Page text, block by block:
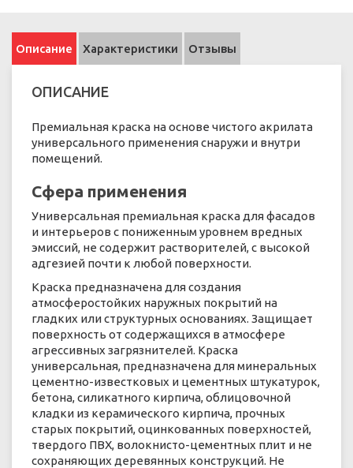
Описание Характеристики Отзывы
ОПИСАНИЕ
Премиальная краска на основе чистого акрилата
универсального применения снаружи и внутри
помещений.
Сфера применения
Универсальная премиальная краска для фасадов
и интерьеров с пониженным уровнем вредных
эмиссий, не содержит растворителей, с высокой
адгезией почти к любой поверхности.
Краска предназначена для создания
атмосферостойких наружных покрытий на
гладких или структурных основаниях. Защищает
поверхность от содержащихся в атмосфере
агрессивных загрязнителей. Краска
универсальная, предназначена для минеральных
цементно-известковых и цементных штукатурок,
бетона, силикатного кирпича, облицовочной
кладки из керамического кирпича, прочных
старых покрытий, оцинкованных поверхностей,
твердого ПВХ, волокнисто-цементных плит и не
сохраняющих деревянных конструкций. Не